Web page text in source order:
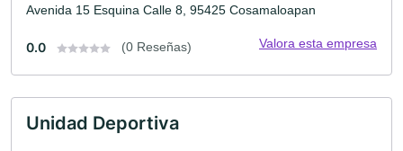
Avenida 15 Esquina Calle 8, 95425 Cosamaloapan
0.0 (0 Reseñas) Valora esta empresa
Unidad Deportiva